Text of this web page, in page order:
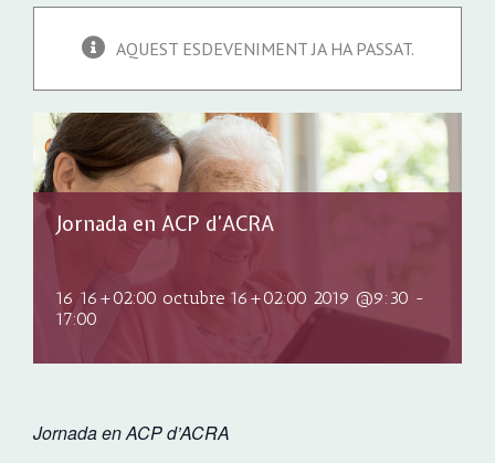
AQUEST ESDEVENIMENT JA HA PASSAT.
Jornada en ACP d’ACRA
16 16+02:00 octubre 16+02:00 2019 @9:30 -
17:00
Jornada en ACP d’ACRA